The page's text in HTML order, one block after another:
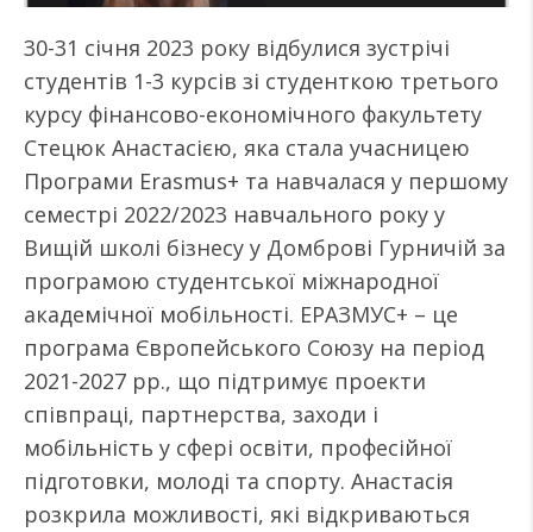
30-31 січня 2023 року відбулися зустрічі
студентів 1-3 курсів зі студенткою третього
курсу фінансово-економічного факультету
Стецюк Анастасією, яка стала учасницею
Програми Erasmus+ та навчалася у першому
семестрі 2022/2023 навчального року у
Вищій школі бізнесу у Домброві Гурничій за
програмою студентської міжнародної
академічної мобільності. ЕРАЗМУС+ – це
програма Європейського Союзу на період
2021-2027 рр., що підтримує проекти
співпраці, партнерства, заходи і
мобільність у сфері освіти, професійної
підготовки, молоді та спорту. Анастасія
розкрила можливості, які відкриваються